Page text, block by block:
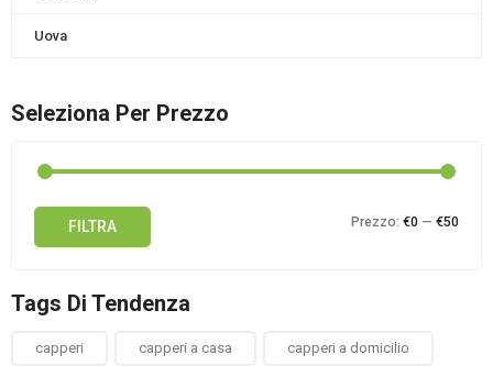
Uova
Seleziona Per Prezzo
FILTRA Prezzo: €0 — €50
Tags Di Tendenza
capperi capperi a casa capperi a domicilio